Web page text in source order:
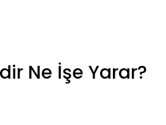
Ne İşe Yarar?